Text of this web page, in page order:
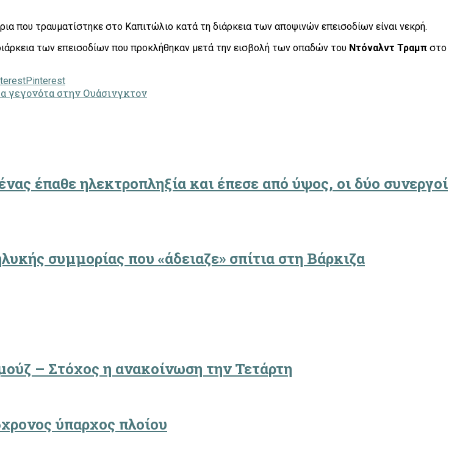
που τραυματίστηκε στο Καπιτώλιο κατά τη διάρκεια των αποψινών επεισοδίων είναι νεκρή.
των επεισοδίων που προκλήθηκαν μετά την εισβολή των οπαδών του Ντόναλντ Τραμπ στο
Pinterest
γεγονότα στην Ουάσινγκτον
έπαθε ηλεκτροπληξία και έπεσε από ύψος, οι δύο συνεργοί
συμμορίας που «άδειαζε» σπίτια στη Βάρκιζα
– Στόχος η ανακοίνωση την Τετάρτη
ύπαρχος πλοίου